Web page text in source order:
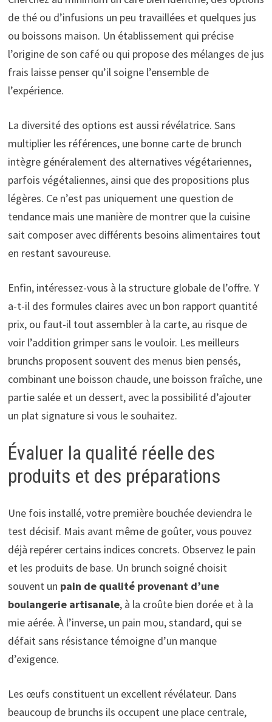
de thé ou d’infusions un peu travaillées et quelques jus
ou boissons maison. Un établissement qui précise
l’origine de son café ou qui propose des mélanges de jus
frais laisse penser qu’il soigne l’ensemble de
l’expérience.
La diversité des options est aussi révélatrice. Sans
multiplier les références, une bonne carte de brunch
intègre généralement des alternatives végétariennes,
parfois végétaliennes, ainsi que des propositions plus
légères. Ce n’est pas uniquement une question de
tendance mais une manière de montrer que la cuisine
sait composer avec différents besoins alimentaires tout
en restant savoureuse.
Enfin, intéressez-vous à la structure globale de l’offre. Y
a-t-il des formules claires avec un bon rapport quantité
prix, ou faut-il tout assembler à la carte, au risque de
voir l’addition grimper sans le vouloir. Les meilleurs
brunchs proposent souvent des menus bien pensés,
combinant une boisson chaude, une boisson fraîche, une
partie salée et un dessert, avec la possibilité d’ajouter
un plat signature si vous le souhaitez.
Évaluer la qualité réelle des
produits et des préparations
Une fois installé, votre première bouchée deviendra le
test décisif. Mais avant même de goûter, vous pouvez
déjà repérer certains indices concrets. Observez le pain
et les produits de base. Un brunch soigné choisit
souvent un pain de qualité provenant d’une
boulangerie artisanale, à la croûte bien dorée et à la
mie aérée. À l’inverse, un pain mou, standard, qui se
défait sans résistance témoigne d’un manque
d’exigence.
Les œufs constituent un excellent révélateur. Dans
beaucoup de brunchs ils occupent une place centrale,